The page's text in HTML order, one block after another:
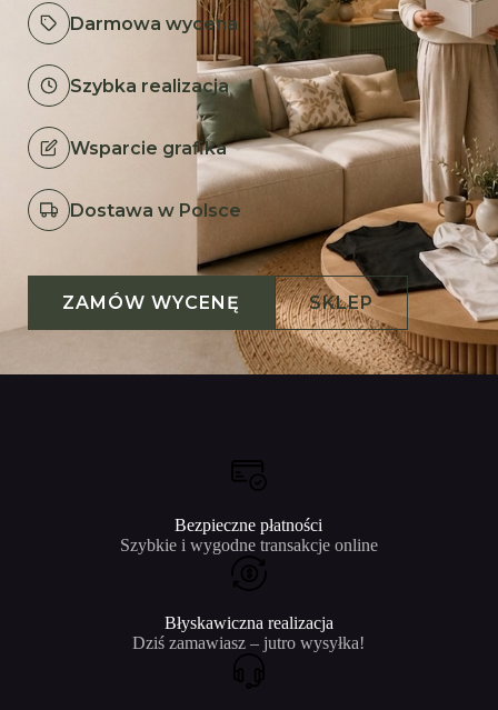
Darmowa wycena
Szybka realizacja
Wsparcie grafika
Dostawa w Polsce
ZAMÓW WYCENĘ SKLEP
Bezpieczne płatności
Szybkie i wygodne transakcje online
Błyskawiczna realizacja
Dziś zamawiasz – jutro wysyłka!